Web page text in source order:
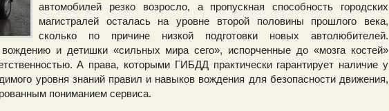
автомобилей резко возросло, а пропускная способность городских
магистралей осталась на уровне второй половины прошлого века,
сколько по причине низкой подготовки новых автолюбителей.
и детишки «сильных мира сего», испорченные до «мозга костей»
А права, которыми ГИБДД практически гарантирует наличие у
уровня знаний правил и навыков вождения для безопасности движения,
пониманием сервиса.